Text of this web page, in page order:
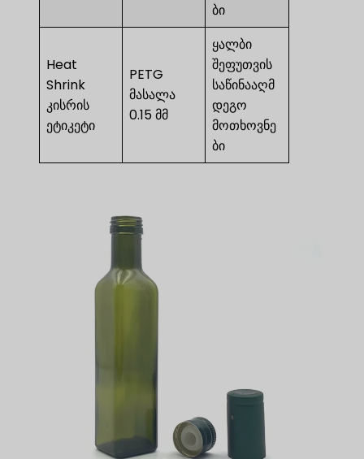
ბი
Heat
Shrink
კისრის
ეტიკეტი
PETG
მასალა
0.15 მმ
ყალბი
შეფუთვის
საწინააღმ
დეგო
მოთხოვნე
ბი